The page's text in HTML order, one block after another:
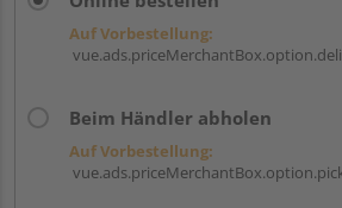
Auf Vorbestellung:
Beim Händler abholen
Auf Vorbestellung: